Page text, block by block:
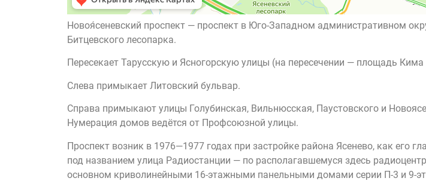
Новоя́сеневский проспект — проспект в Юго-Западном административном
Битцевского лесопарка.
Пересекает Тарусскую и Ясногорскую улицы (на пересечении — площадь
Слева примыкает Литовский бульвар.
Справа примыкают улицы Голубинская, Вильнюсская, Паустовского и
Нумерация домов ведётся от Профсоюзной улицы.
Проспект возник в 1976—1977 годах при застройке района Ясенево, как его
под названием улица Радиостанции — по располагавшемуся здесь
основном криволинейными 16-этажными панельными домами серии П-3 и